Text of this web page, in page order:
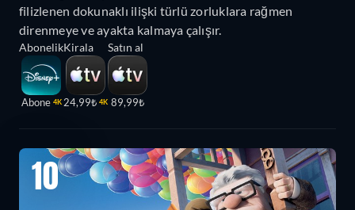
filizlenen dokunaklı ilişki türlü zorluklara rağmen
direnmeye ve ayakta kalmaya çalışır.
Abonelik
Abone 4K
Kirala
24,99₺ 4K
Satın al
89,99₺
10